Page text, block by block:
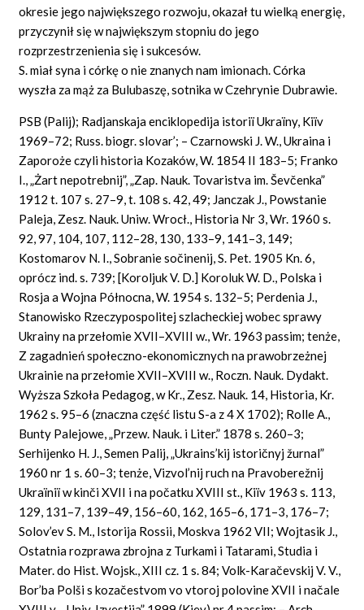
okresie jego największego rozwoju, okazał tu wielką energię,
przyczynił się w największym stopniu do jego
rozprzestrzenienia się i sukcesów.
S. miał syna i córkę o nie znanych nam imionach. Córka
wyszła za mąż za Bulubaszę, sotnika w Czehrynie Dubrawie.
PSB (Palij); Radjanskaja enciklopedija istoriï Ukraïny, Kiïv
1969–72; Russ. biogr. slovar’; – Czarnowski J. W., Ukraina i
Zaporoże czyli historia Kozaków, W. 1854 II 183–5; Franko
I., „Żart nepotrebnij”, „Zap. Nauk. Tovaristva im. Ševčenka”
1912 t. 107 s. 27–9, t. 108 s. 42, 49; Janczak J., Powstanie
Paleja, Zesz. Nauk. Uniw. Wrocł., Historia Nr 3, Wr. 1960 s.
92, 97, 104, 107, 112–28, 130, 133–9, 141–3, 149;
Kostomarov N. I., Sobranie sočinenij, S. Pet. 1905 Kn. 6,
oprócz ind. s. 739; [Koroljuk V. D.] Koroluk W. D., Polska i
Rosja a Wojna Północna, W. 1954 s. 132–5; Perdenia J.,
Stanowisko Rzeczypospolitej szlacheckiej wobec sprawy
Ukrainy na przełomie XVII–XVIII w., Wr. 1963 passim; tenże,
Z zagadnień społeczno-ekonomicznych na prawobrzeżnej
Ukrainie na przełomie XVII–XVIII w., Roczn. Nauk. Dydakt.
Wyższa Szkoła Pedagog, w Kr., Zesz. Nauk. 14, Historia, Kr.
1962 s. 95–6 (znaczna część listu S-a z 4 X 1702); Rolle A.,
Bunty Palejowe, „Przew. Nauk. i Liter.” 1878 s. 260–3;
Serhijenko H. J., Semen Palij, „Ukrains’kij istoričnyj žurnal”
1960 nr 1 s. 60–3; tenże, Vizvol’nij ruch na Pravoberežnij
Ukraïniï w kinči XVII i na počatku XVIII st., Kiïv 1963 s. 113,
129, 131–7, 139–49, 156–60, 162, 165–6, 171–3, 176–7;
Solov’ev S. M., Istorija Rossii, Moskva 1962 VII; Wojtasik J.,
Ostatnia rozprawa zbrojna z Turkami i Tatarami, Studia i
Mater. do Hist. Wojsk., XIII cz. 1 s. 84; Volk-Karačevskij V. V.,
Bor’ba Polši s kozačestvom vo vtoroj polovine XVII i načale